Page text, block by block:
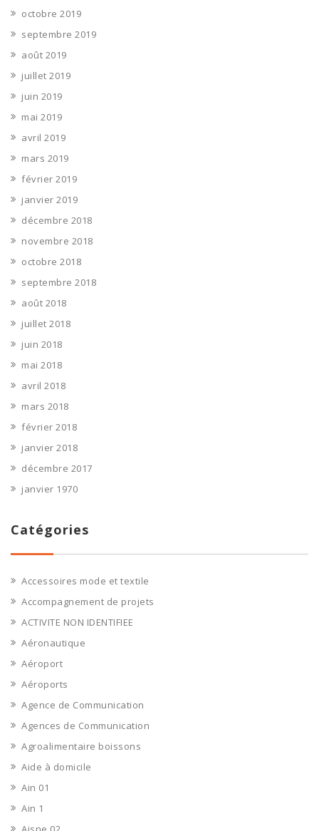
octobre 2019
septembre 2019
août 2019
juillet 2019
juin 2019
mai 2019
avril 2019
mars 2019
février 2019
janvier 2019
décembre 2018
novembre 2018
octobre 2018
septembre 2018
août 2018
juillet 2018
juin 2018
mai 2018
avril 2018
mars 2018
février 2018
janvier 2018
décembre 2017
janvier 1970
Catégories
Accessoires mode et textile
Accompagnement de projets
ACTIVITE NON IDENTIFIEE
Aéronautique
Aéroport
Aéroports
Agence de Communication
Agences de Communication
Agroalimentaire boissons
Aide à domicile
Ain 01
Ain 1